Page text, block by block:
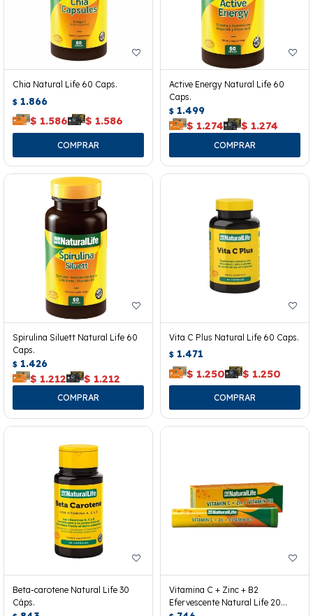
Chia Natural Life 60 Caps.
$ 1.866
$ 1.586 $ 1.586
Active Energy Natural Life 60
Caps.
$ 1.499
$ 1.274 $ 1.274
Spirulina Siluett Natural Life 60
Caps.
$ 1.426
$ 1.212 $ 1.212
Vita C Plus Natural Life 60 Caps.
$ 1.471
$ 1.250 $ 1.250
Beta-carotene Natural Life 30
Cáps.
Vitamina C + Zinc + B2
Efervescente Natural Life 20